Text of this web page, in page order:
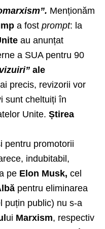
Menționăm
a fost prompt: la
au anunțat
a SUA pentru 90
ale
precis, revizorii vor
sunt cheltuiți în
Unite. Știrea
pentru promotorii
indubitabil,
pe Elon Musk, cel
pentru eliminarea
puțin public) nu s-a
ui Marxism, respectiv